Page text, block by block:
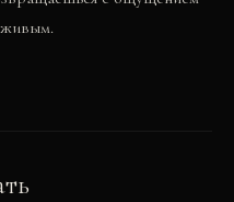
живым.